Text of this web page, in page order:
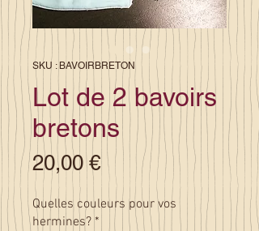
SKU : BAVOIRBRETON
Lot de 2 bavoirs
bretons
20,00 €Prix
Quelles couleurs pour vos
hermines? *